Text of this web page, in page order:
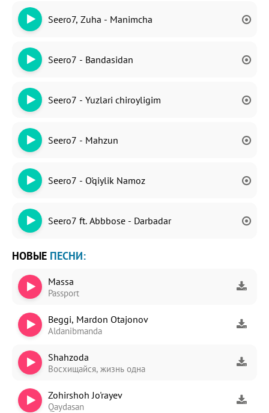
Seero7, Zuha - Manimcha
Seero7 - Bandasidan
Seero7 - Yuzlari chiroyligim
Seero7 - Mahzun
Seero7 - O'qiylik Namoz
Seero7 ft. Abbbose - Darbadar
НОВЫЕ ПЕСНИ:
Massa
Passport
Beggi, Mardon Otajonov
Aldanibmanda
Shahzoda
Восхищайся, жизнь одна
Zohirshoh Jo'rayev
Qaydasan